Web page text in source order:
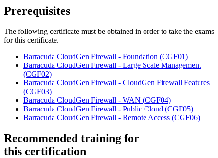
Prerequisites
The following certificate must be obtained in order to take the exams
for this certificate.
Barracuda CloudGen Firewall - Foundation (CGF01)
Barracuda CloudGen Firewall - Large Scale Management
(CGF02)
Barracuda CloudGen Firewall - CloudGen Firewall Features
(CGF03)
Barracuda CloudGen Firewall - WAN (CGF04)
Barracuda CloudGen Firewall - Public Cloud (CGF05)
Barracuda CloudGen Firewall - Remote Access (CGF06)
Recommended training for
this certification